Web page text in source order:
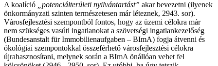
A koalíció
„potenciálterületi nyilvántartást” akar bevezetni (ilyenek
önkormányzati szinten természetesen már léteznek, 2943. sor).
Városfejlesztési szempontból fontos, hogy az üzemi célokra már
nem szükséges vasúti ingatlanokat a szövetségi ingatlankezelőség
(Bundesanstalt für Immobilienaufgaben – BImA) fogja átvenni és
ökológiai szempontokkal összeférhető városfejlesztési célokra
újrahasznosítani, melynek során a BImA önállóan vehet fel